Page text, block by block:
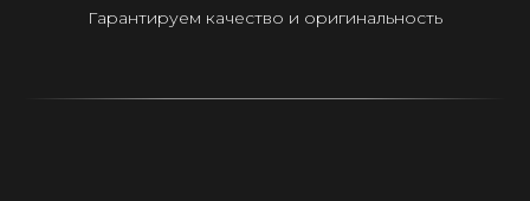
Гарантируем качество и оригинальность